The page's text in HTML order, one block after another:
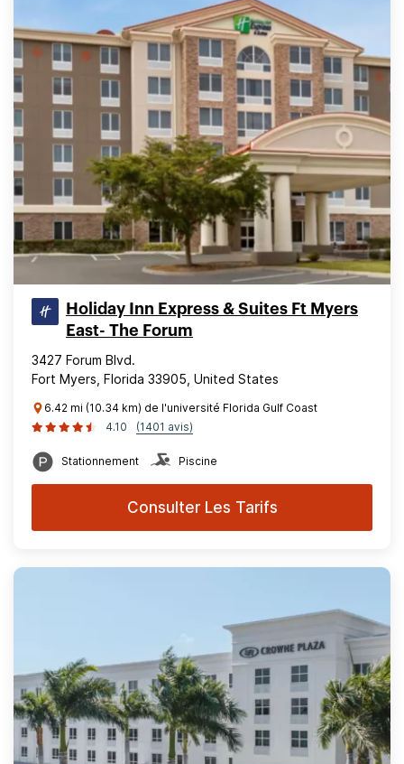
Holiday Inn Express & Suites Ft Myers
East- The Forum
3427 Forum Blvd.
Fort Myers, Florida 33905, United States
6.42 mi (10.34 km) de l'université Florida Gulf Coast
4.10
(1401 avis)
Stationnement Piscine
Consulter Les Tarifs